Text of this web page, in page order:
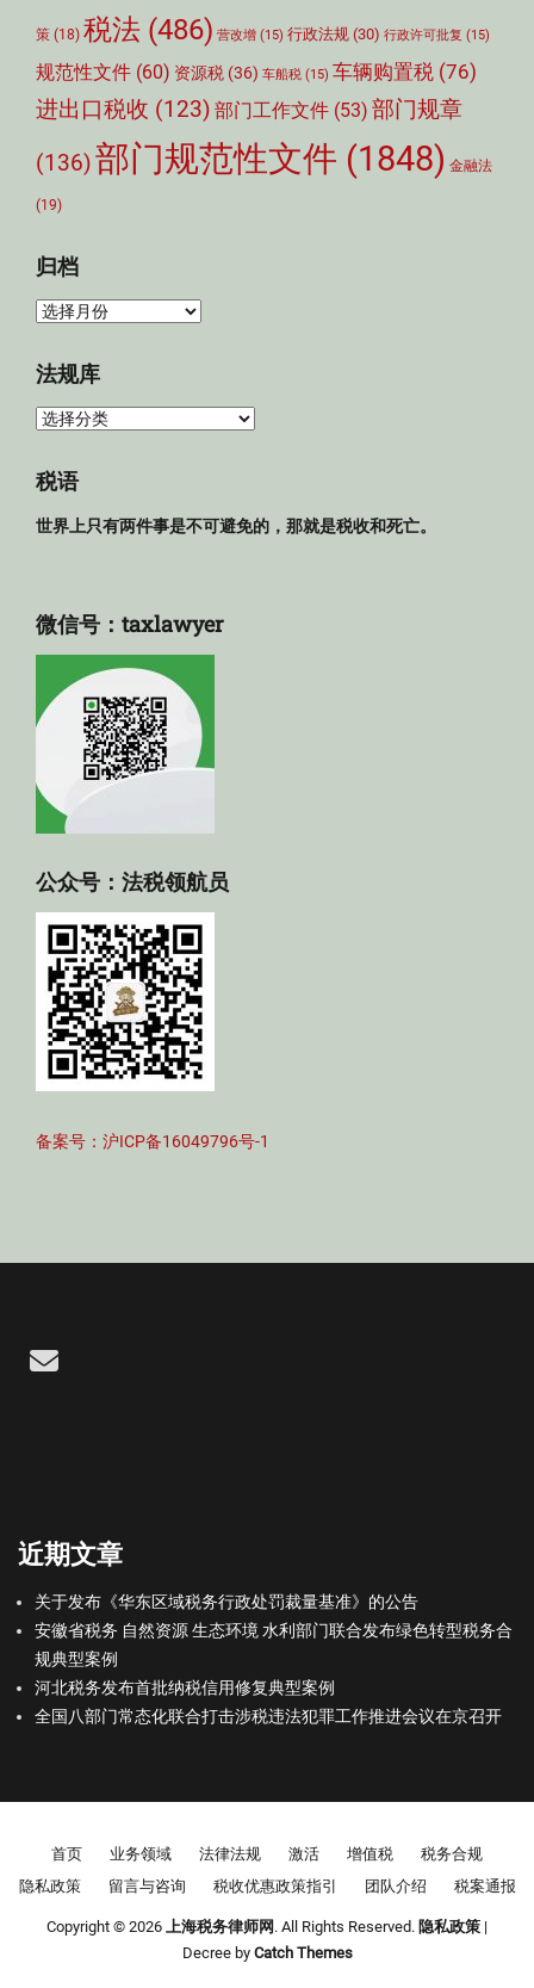
策 (18) 税法 (486) 营改增 (15) 行政法规 (30) 行政许可批复 (15)
规范性文件 (60) 资源税 (36) 车船税 (15) 车辆购置税 (76)
进出口税收 (123) 部门工作文件 (53) 部门规章
(136)部门规范性文件 (1848) 金融法
(19)
归档
归
法规库
法
库
税语
世界上只有两件事是不可避免的，那就是税收和死亡。
微信号：taxlawyer
公众号：法税领航员
备案号：沪ICP备16049796号-1
Email
近期文章
关于发布《华东区域税务行政处罚裁量基准》的公告
安徽省税务 自然资源 生态环境 水利部门联合发布绿色转型税务合
规典型案例
河北税务发布首批纳税信用修复典型案例
全国八部门常态化联合打击涉税违法犯罪工作推进会议在京召开
Footer menu
首页 业务领域 法律法规 激活 增值税
税务合规
隐私政策
留言与咨询 税收优惠政策指引 团队介绍 税案通报
Copyright © 2026 上海税务律师网 . All Rights Reserved. 隐私政策 |
Decree by Catch Themes